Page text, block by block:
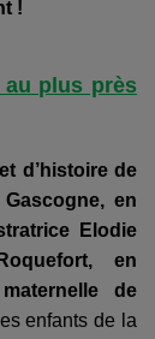
!
au plus près
d’histoire de
en
Elodie
en
de
enfants de la